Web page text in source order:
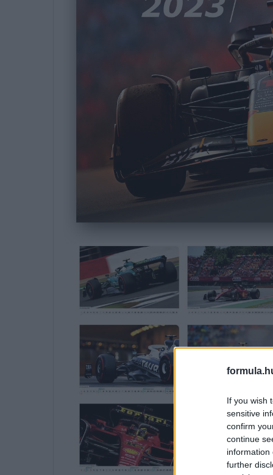
If you wish
sensitive
confirm
continue
information
further